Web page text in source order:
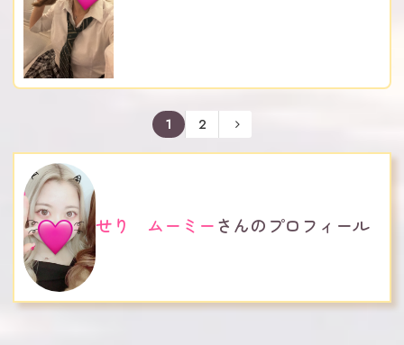
せり ムーミーさんのプロフィール
1 2